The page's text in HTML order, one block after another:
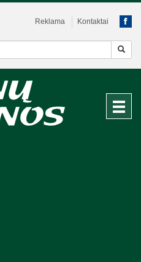
Reklama Kontaktai